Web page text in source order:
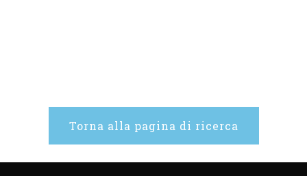
Torna alla pagina di ricerca